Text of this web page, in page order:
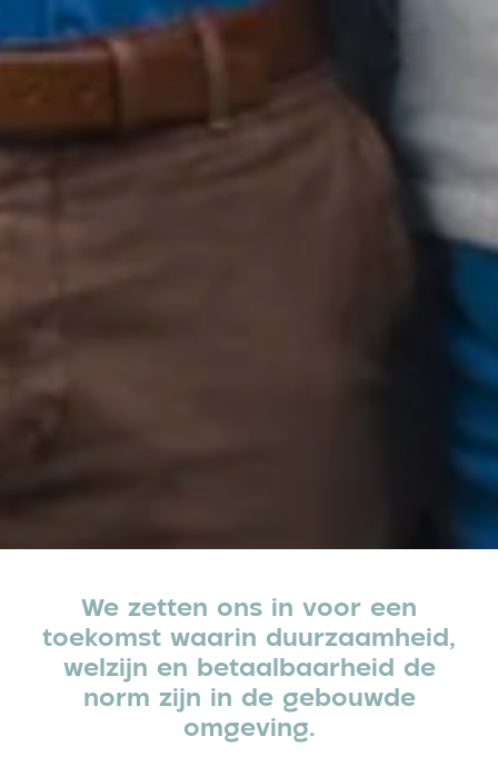
We zetten ons in voor een
toekomst waarin duurzaamheid,
welzijn en betaalbaarheid de
norm zijn in de gebouwde
omgeving.